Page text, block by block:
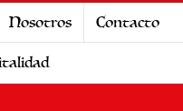
Nosotros
Contacto